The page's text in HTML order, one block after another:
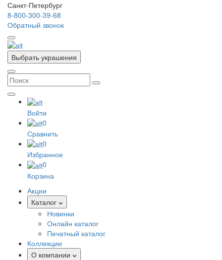
Санкт-Петербург
8-800-300-39-68
Обратный звонок
Выбрать украшения
Войти
0
Сравнить
0
Избранное
0
Корзина
Акции
Каталог
Новинки
Онлайн каталог
Печатный каталог
Коллекции
О компании